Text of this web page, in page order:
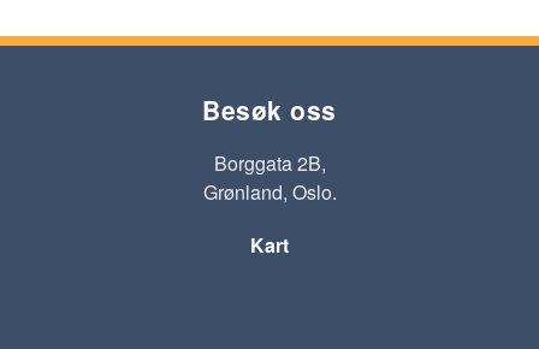
Besøk oss
Borggata 2B,
Grønland, Oslo.
Kart